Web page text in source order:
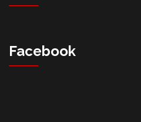
Facebook